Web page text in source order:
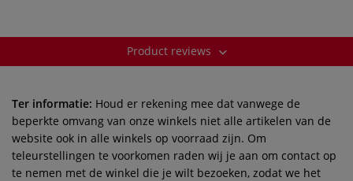
Product reviews
Ter informatie: Houd er rekening mee dat vanwege de
beperkte omvang van onze winkels niet alle artikelen van de
website ook in alle winkels op voorraad zijn. Om
teleurstellingen te voorkomen raden wij je aan om contact op
te nemen met de winkel die je wilt bezoeken, zodat we het